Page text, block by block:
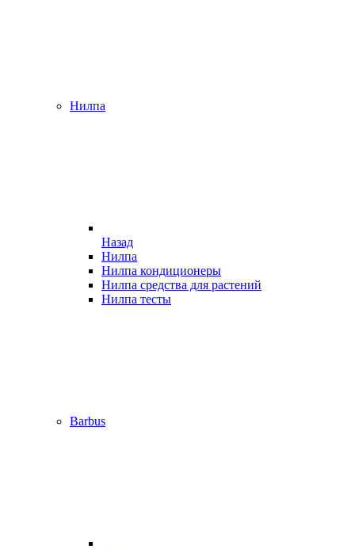
Нилпа
Назад
Нилпа
Нилпа кондиционеры
Нилпа средства для растений
Нилпа тесты
Barbus